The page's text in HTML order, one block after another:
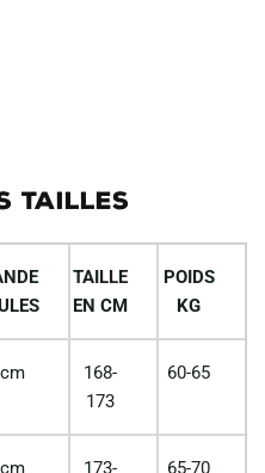
TAILLES
TAILLE
EN CM
POIDS
KG
168-
173
60-65
173-
65-70